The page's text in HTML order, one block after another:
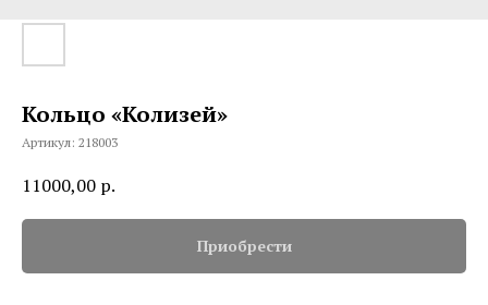
Кольцо «Колизей»
Артикул: 218003
11000,00 р.
Приобрести